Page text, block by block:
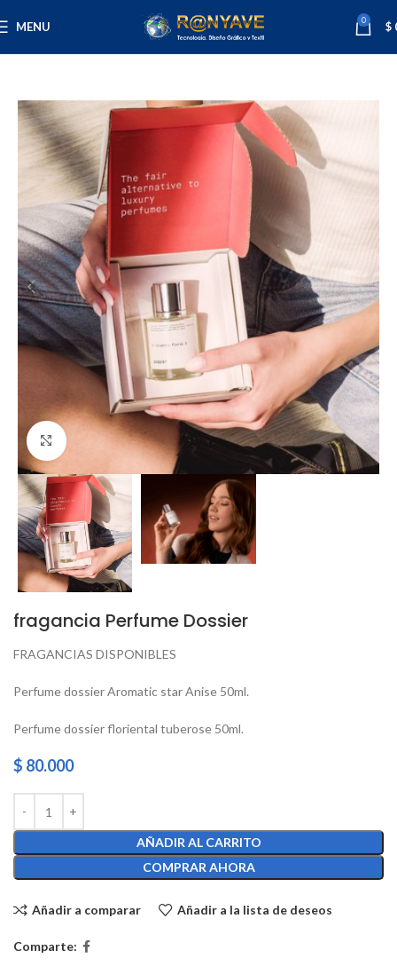
MENU 0 $
Click to enlarge
fragancia Perfume Dossier
FRAGANCIAS DISPONIBLES
Perfume dossier Aromatic star Anise 50ml.
Perfume dossier floriental tuberose 50ml.
$ 80.000
AÑADIR AL CARRITO
COMPRAR AHORA
Añadir a comparar Añadir a la lista de deseos
Comparte: